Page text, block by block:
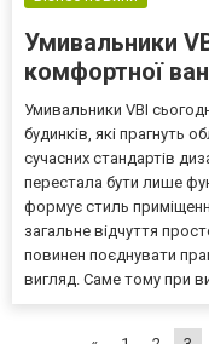
Умивальники
комфортної
Умивальники VBI
будинків, які прагнуть
сучасних стандартів
перестала бути лише
формує стиль
загальне відчуття
повинен поєднувати
вигляд. Саме тому при